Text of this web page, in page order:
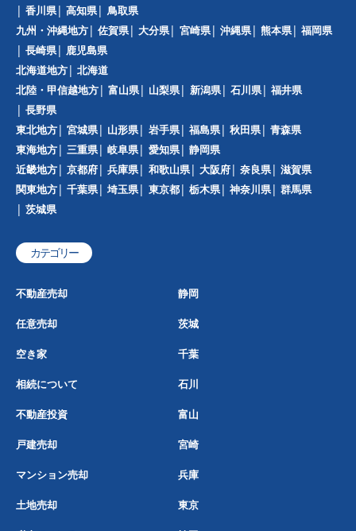
香川県
高知県
鳥取県
九州・沖縄地方
佐賀県 大分県 宮崎県 沖縄県 熊本県
福岡県
長崎県
鹿児島県
北海道地方
北海道
北陸・甲信越地方
富山県 山梨県 新潟県 石川県
福井県
長野県
東北地方
宮城県 山形県 岩手県 福島県 秋田県
青森県
東海地方
三重県 岐阜県 愛知県
静岡県
近畿地方
京都府 兵庫県 和歌山県 大阪府 奈良県
滋賀県
関東地方
千葉県 埼玉県 東京都 栃木県 神奈川県
群馬県
茨城県
カテゴリー
不動産売却 静岡
任意売却 茨城
空き家 千葉
相続について 石川
不動産投資 富山
戸建売却 宮崎
マンション売却 兵庫
土地売却 東京